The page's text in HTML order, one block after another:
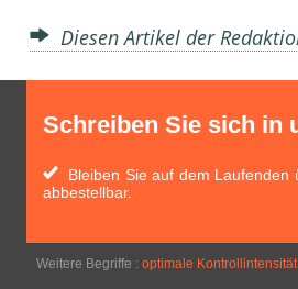
Diesen Artikel der
Schreiben Sie sich in
Bleiben Sie auf dem Laufenden
abbestellbar.
Weitere Begriffe : optimale Kontrollintensität|